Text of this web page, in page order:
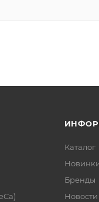
Каталог
Бренды
Новости